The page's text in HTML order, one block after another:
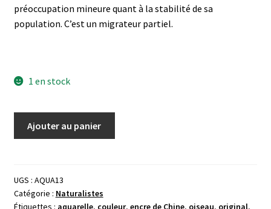
préoccupation mineure quant à la stabilité de sa
population. C’est un migrateur partiel.
1 en stock
sur
papier
Ajouter au panier
UGS : AQUA13
Catégorie : Naturalistes
Étiquettes : aquarelle, couleur, encre de Chine, oiseau, original,